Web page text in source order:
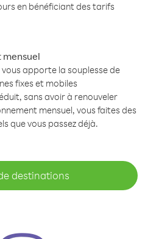
en bénéficiant des tarifs
apporte la souplesse de
fixes et mobiles
sans avoir à renouveler
mensuel, vous faites des
que vous passez déjà.
destinations